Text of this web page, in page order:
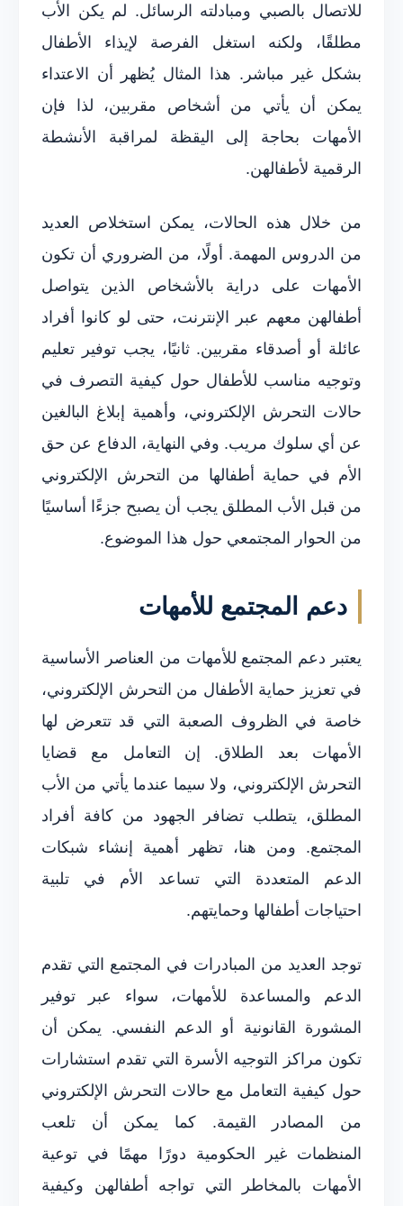
للاتصال بالصبي ومبادلته الرسائل. لم يكن الأب
مطلقًا، ولكنه استغل الفرصة لإيذاء الأطفال
بشكل غير مباشر. هذا المثال يُظهر أن الاعتداء
يمكن أن يأتي من أشخاص مقربين، لذا فإن
الأمهات بحاجة إلى اليقظة لمراقبة الأنشطة
الرقمية لأطفالهن.
من خلال هذه الحالات، يمكن استخلاص العديد
من الدروس المهمة. أولًا، من الضروري أن تكون
الأمهات على دراية بالأشخاص الذين يتواصل
أطفالهن معهم عبر الإنترنت، حتى لو كانوا أفراد
عائلة أو أصدقاء مقربين. ثانيًا، يجب توفير تعليم
وتوجيه مناسب للأطفال حول كيفية التصرف في
حالات التحرش الإلكتروني، وأهمية إبلاغ البالغين
عن أي سلوك مريب. وفي النهاية، الدفاع عن حق
الأم في حماية أطفالها من التحرش الإلكتروني
من قبل الأب المطلق يجب أن يصبح جزءًا أساسيًا
من الحوار المجتمعي حول هذا الموضوع.
دعم المجتمع للأمهات
يعتبر دعم المجتمع للأمهات من العناصر الأساسية
في تعزيز حماية الأطفال من التحرش الإلكتروني،
خاصة في الظروف الصعبة التي قد تتعرض لها
الأمهات بعد الطلاق. إن التعامل مع قضايا
التحرش الإلكتروني، ولا سيما عندما يأتي من الأب
المطلق، يتطلب تضافر الجهود من كافة أفراد
المجتمع. ومن هنا، تظهر أهمية إنشاء شبكات
الدعم المتعددة التي تساعد الأم في تلبية
احتياجات أطفالها وحمايتهم.
توجد العديد من المبادرات في المجتمع التي تقدم
الدعم والمساعدة للأمهات، سواء عبر توفير
المشورة القانونية أو الدعم النفسي. يمكن أن
تكون مراكز التوجيه الأسرة التي تقدم استشارات
حول كيفية التعامل مع حالات التحرش الإلكتروني
من المصادر القيمة. كما يمكن أن تلعب
المنظمات غير الحكومية دورًا مهمًا في توعية
الأمهات بالمخاطر التي تواجه أطفالهن وكيفية